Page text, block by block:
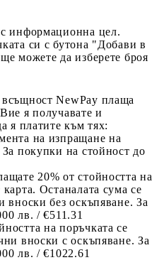
с информационна цел.
си с бутона "Добави в
можете да изберете броя
NewPay плаща
я получавате и
я платите към тях:
на изпращане на
покупки на стойност до
20% от стойността на
Останалата сума се
вноски без оскъпяване. За
лв. / €511.31
на поръчката се
вноски с оскъпяване. За
лв. / €1022.61